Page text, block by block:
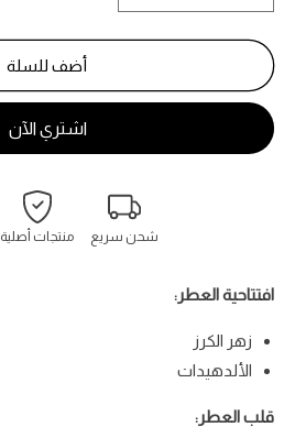
كمية
كوميتي
كمية
كوميتي
أضف للسلة
شحن سريع منتجات أصلية
افتتاحية العطر:
زهر الكرز
الألدهيدات
قلب العطر: